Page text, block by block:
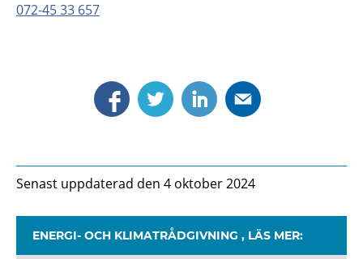
072-45 33 657
Senast uppdaterad den 4 oktober 2024
ENERGI- OCH KLIMATRÅDGIVNING , LÄS MER: